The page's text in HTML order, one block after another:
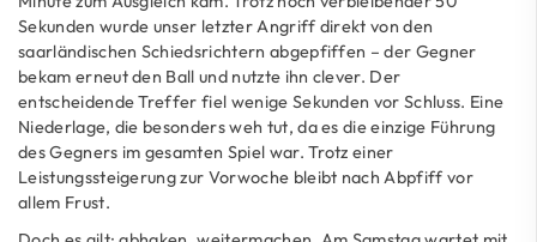
Sekunden wurde unser letzter Angriff direkt von den
saarländischen Schiedsrichtern abgepfiffen – der Gegner
bekam erneut den Ball und nutzte ihn clever. Der
entscheidende Treffer fiel wenige Sekunden vor Schluss. Eine
Niederlage, die besonders weh tut, da es die einzige Führung
des Gegners im gesamten Spiel war. Trotz einer
Leistungssteigerung zur Vorwoche bleibt nach Abpfiff vor
allem Frust.